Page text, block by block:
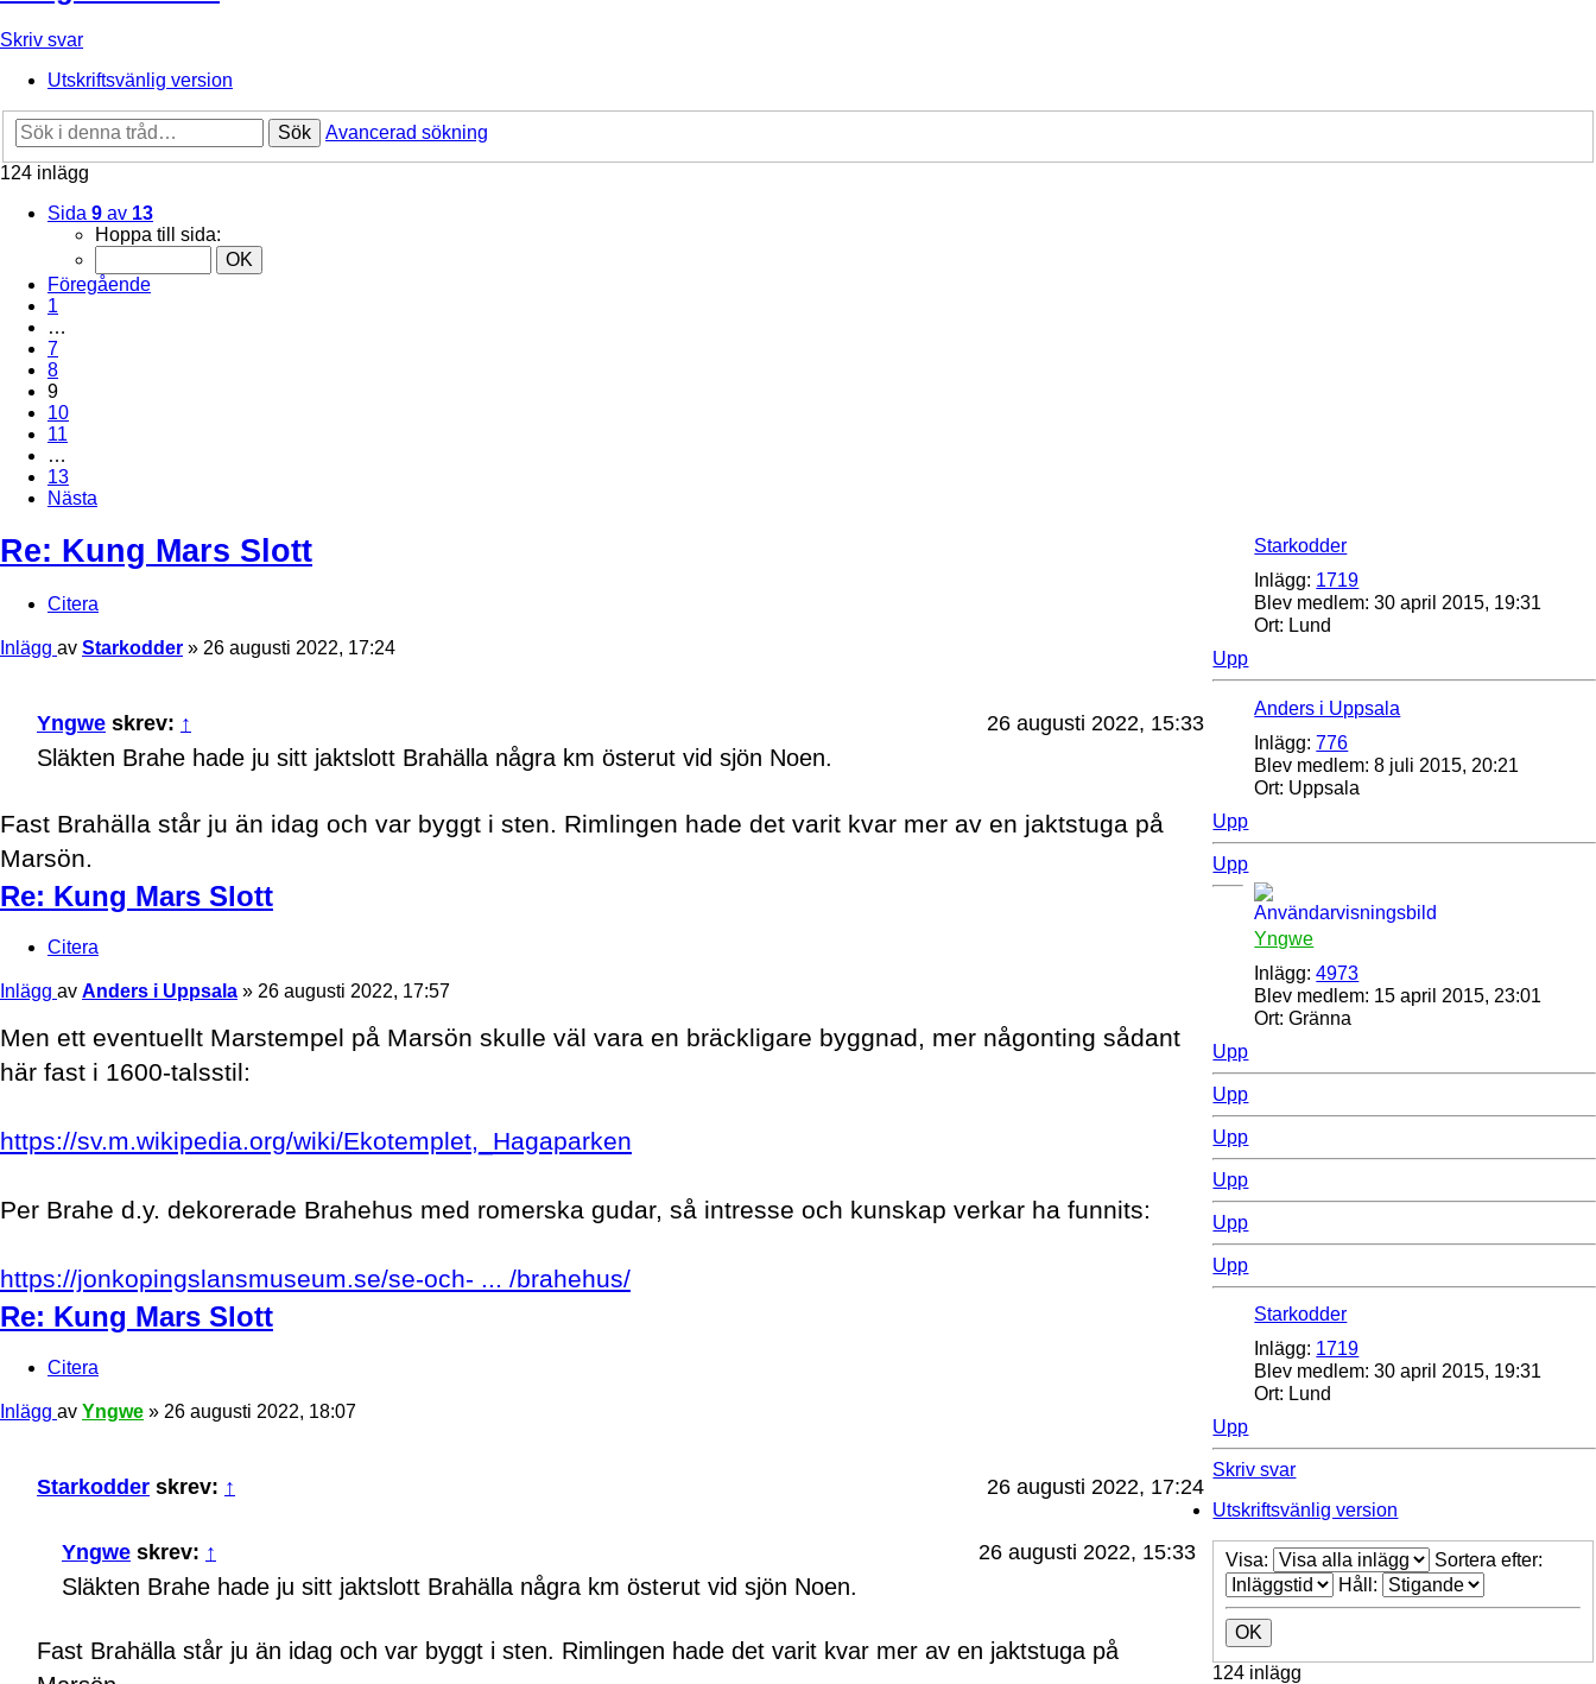
Skriv svar
Utskriftsvänlig version
Sök
Avancerad sökning
124 inlägg
Sida 9 av 13
Hoppa till sida:
Föregående
1
…
7
8
9
10
11
…
13
Nästa
Starkodder
Inlägg: 1719
Blev medlem: 30 april 2015, 19:31
Ort: Lund
Re: Kung Mars Slott
Citera
Inlägg av Starkodder » 26 augusti 2022, 17:24
Yngwe skrev: ↑ 26 augusti 2022, 15:33
Släkten Brahe hade ju sitt jaktslott Brahälla några km österut vid sjön Noen.
Fast Brahälla står ju än idag och var byggt i sten. Rimlingen hade det varit kvar mer av en jaktstuga på
Marsön.
Upp
Anders i Uppsala
Inlägg: 776
Blev medlem: 8 juli 2015, 20:21
Ort: Uppsala
Re: Kung Mars Slott
Citera
Inlägg av Anders i Uppsala » 26 augusti 2022, 17:57
Men ett eventuellt Marstempel på Marsön skulle väl vara en bräckligare byggnad, mer någonting sådant
här fast i 1600-talsstil:
https://sv.m.wikipedia.org/wiki/Ekotemplet,_Hagaparken
Per Brahe d.y. dekorerade Brahehus med romerska gudar, så intresse och kunskap verkar ha funnits:
https://jonkopingslansmuseum.se/se-och- ... /brahehus/
Upp
Yngwe
Inlägg: 4973
Blev medlem: 15 april 2015, 23:01
Ort: Gränna
Re: Kung Mars Slott
Citera
Inlägg av Yngwe » 26 augusti 2022, 18:07
Starkodder skrev: ↑ 26 augusti 2022, 17:24
Yngwe skrev: ↑ 26 augusti 2022, 15:33
Släkten Brahe hade ju sitt jaktslott Brahälla några km österut vid sjön Noen.
Fast Brahälla står ju än idag och var byggt i sten. Rimlingen hade det varit kvar mer av en jaktstuga på
Upp
Starkodder
Inlägg: 1719
Blev medlem: 30 april 2015, 19:31
Ort: Lund
Upp
Upp
Upp
Upp
Upp
Upp
Upp
Skriv svar
Utskriftsvänlig version
Visa:
Sortera efter:
Håll:
124 inlägg